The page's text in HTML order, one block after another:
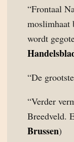
“Frontaal
wordt
“De
“Verder
Breedveld.
Brussen)